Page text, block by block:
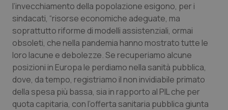
Quotidiano Pediatria
Rene & patologie urogenitali
Salute orale & impianti
Sangue & coagulazione
l’invecchiamento della popolazione esigono, per i
sindacati, “risorse economiche adeguate, ma
soprattutto riforme di modelli assistenziali, ormai
obsoleti, che nella pandemia hanno mostrato tutte le
loro lacune e debolezze. Se recuperiamo alcune
posizioni in Europa le perdiamo nella sanità pubblica,
dove, da tempo, registriamo il non invidiabile primato
della spesa più bassa, sia in rapporto al PIL che per
quota capitaria, con l’offerta sanitaria pubblica giunta